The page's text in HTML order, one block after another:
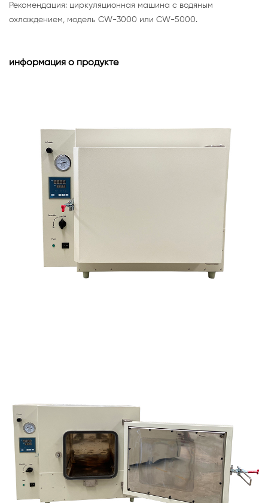
Рекомендация: циркуляционная машина с водяным
охлаждением, модель CW-3000 или CW-5000.
информация о продукте